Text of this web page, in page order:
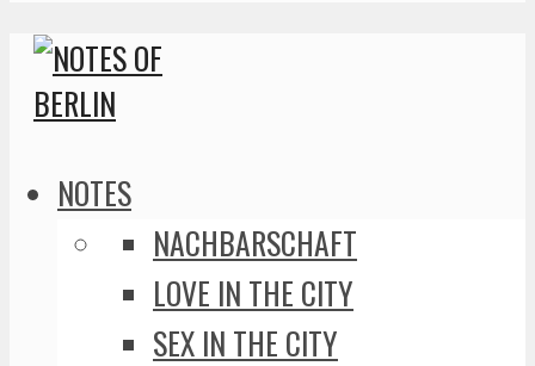
NOTES
NACHBARSCHAFT
LOVE IN THE CITY
SEX IN THE CITY